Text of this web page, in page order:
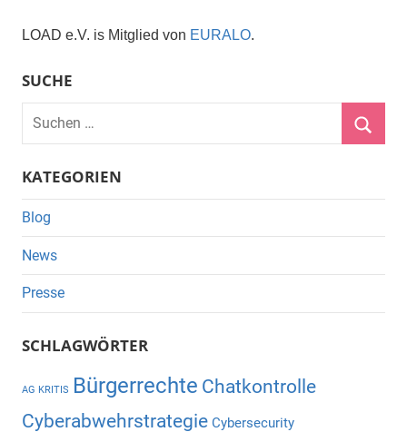
LOAD e.V. is Mitglied von EURALO.
SUCHE
Suchen
KATEGORIEN
Blog
News
Presse
SCHLAGWÖRTER
AG KRITIS Bürgerrechte Chatkontrolle
Cyberabwehrstrategie Cybersecurity